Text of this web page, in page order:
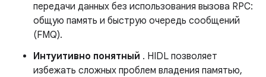
передачи данных без использования вызова RPC:
общую память и быструю очередь сообщений
(FMQ).
Интуитивно понятный . HIDL позволяет
избежать сложных проблем владения памятью,